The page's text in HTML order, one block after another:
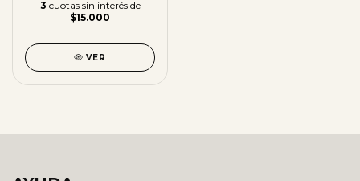
3 cuotas sin interés de
$15.000
VER